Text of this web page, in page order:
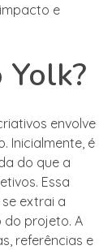
e
envolve
Inicialmente, é
do que a
Essa
extrai a
do projeto. A
referências e